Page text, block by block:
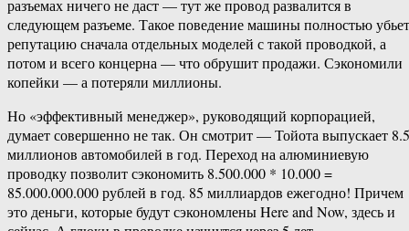
разъемах ничего не даст — тут же провод развалится в
следующем разъеме. Такое поведение машины полностью убьет
репутацию сначала отдельных моделей с такой проводкой, а
потом и всего концерна — что обрушит продажи. Сэкономили
копейки — а потеряли миллионы.
Но «эффективный менеджер», руководящий корпорацией,
думает совершенно не так. Он смотрит — Тойота выпускает 8.5
миллионов автомобилей в год. Переход на алюминиевую
проводку позволит сэкономить 8.500.000 * 10.000 =
85.000.000.000 рублей в год. 85 миллиардов ежегодно! Причем
это деньги, которые будут сэкономлены Here and Now, здесь и